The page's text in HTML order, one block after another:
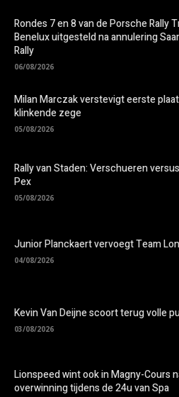
Rondes 7 en 8 van de Porsche Rally
Benelux uitgesteld na annulering
Rally
06/08/2026
Milan Marczak verstevigt eerste
klinkende zege
05/08/2026
Rally van Staden: Verschueren
Pex
05/08/2026
Junior Planckaert vervoegt Team
04/08/2026
Kevin Van Deijne scoort terug volle
03/08/2026
Lionspeed wint ook in Magny-Cours
overwinning tijdens de 24u van Spa